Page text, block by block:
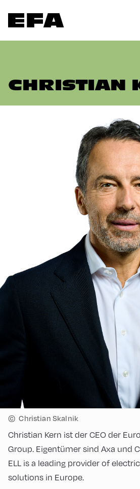
CHRISTIAN
© Christian Skalnik
Christian Kern ist der CEO der
Group. Eigentümer sind Axa und
ELL is a leading provider of
solutions in Europe.